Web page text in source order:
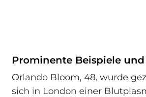
Prominente Beispiele
Orlando Bloom, 48, wurde
sich in London einer